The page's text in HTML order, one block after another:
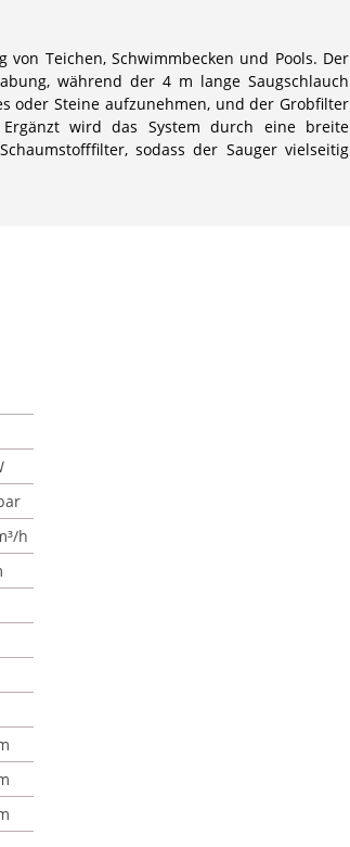
Teichen, Schwimmbecken und Pools. Der
während der 4 m lange Saugschlauch
oder Steine aufzunehmen, und der Grobfilter
wird das System durch eine breite
sodass der Sauger vielseitig
h